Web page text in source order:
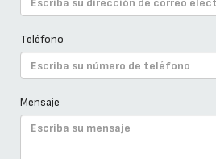
Teléfono
Mensaje